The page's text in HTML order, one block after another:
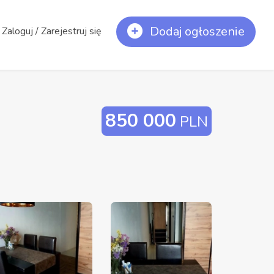
/ Zarejestruj się Dodaj ogłoszenie
850 000 PLN